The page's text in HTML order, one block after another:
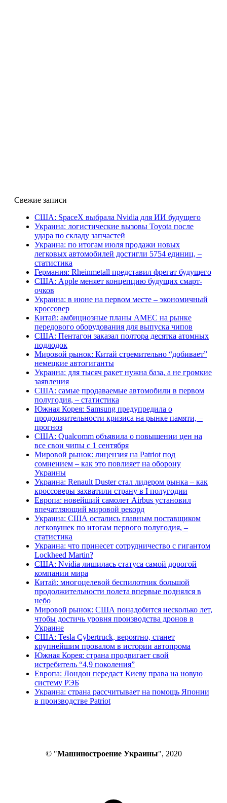
Свежие записи
США: SpaceX выбрала Nvidia для ИИ будущего
Украина: логистические вызовы Toyota после
удара по складу запчастей
Украина: по итогам июля продажи новых
легковых автомобилей достигли 5754 единиц, –
статистика
Германия: Rheinmetall представил фрегат будущего
США: Apple меняет концепцию будущих смарт-
очков
Украина: в июне на первом месте – экономичный
кроссовер
Китай: амбициозные планы AMEC на рынке
передового оборудования для выпуска чипов
США: Пентагон заказал полтора десятка атомных
подлодок
Мировой рынок: Китай стремительно “добивает”
немецкие автогиганты
Украина: для тысяч ракет нужна база, а не громкие
заявления
США: самые продаваемые автомобили в первом
полугодия, – статистика
Южная Корея: Samsung предупредила о
продолжительности кризиса на рынке памяти, –
прогноз
США: Qualcomm объявила о повышении цен на
все свои чипы с 1 сентября
Мировой рынок: лицензия на Patriot под
сомнением – как это повлияет на оборону
Украины
Украина: Renault Duster стал лидером рынка – как
кроссоверы захватили страну в I полугодии
Европа: новейший самолет Airbus установил
впечатляющий мировой рекорд
Украина: США остались главным поставщиком
легковушек по итогам первого полугодия, –
статистика
Украина: что принесет сотрудничество с гигантом
Lockheed Martin?
США: Nvidia лишилась статуса самой дорогой
компании мира
Китай: многоцелевой беспилотник большой
продолжительности полета впервые поднялся в
небо
Мировой рынок: США понадобится несколько лет,
чтобы достичь уровня производства дронов в
Украине
США: Tesla Cybertruck, вероятно, станет
крупнейшим провалом в истории автопрома
Южная Корея: страна продвигает свой
истребитель “4,9 поколения”
Европа: Лондон передаст Киеву права на новую
систему РЭБ
Украина: страна рассчитывает на помощь Японии
в производстве Patriot
© "Машиностроение Украины", 2020